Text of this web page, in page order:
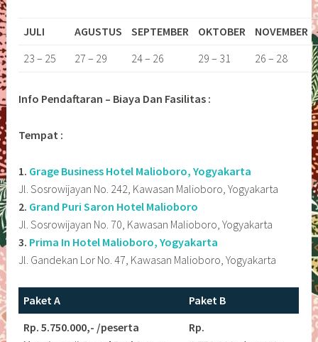
JULI AGUSTUS SEPTEMBER OKTOBER NOVEMBER
23 – 25
27 – 29 24 – 26 29 – 31 26 – 28
Info Pendaftaran – Biaya Dan Fasilitas :
Tempat :
1. Grage Business Hotel Malioboro, Yogyakarta
Jl. Sosrowijayan No. 242, Kawasan Malioboro, Yogyakarta
2. Grand Puri Saron Hotel Malioboro
Jl. Sosrowijayan No. 70, Kawasan Malioboro, Yogyakarta
3. Prima In Hotel Malioboro, Yogyakarta
Jl. Gandekan Lor No. 47, Kawasan Malioboro, Yogyakarta
Paket A
Paket B
Rp. 5.750.000,- /peserta
Rp.